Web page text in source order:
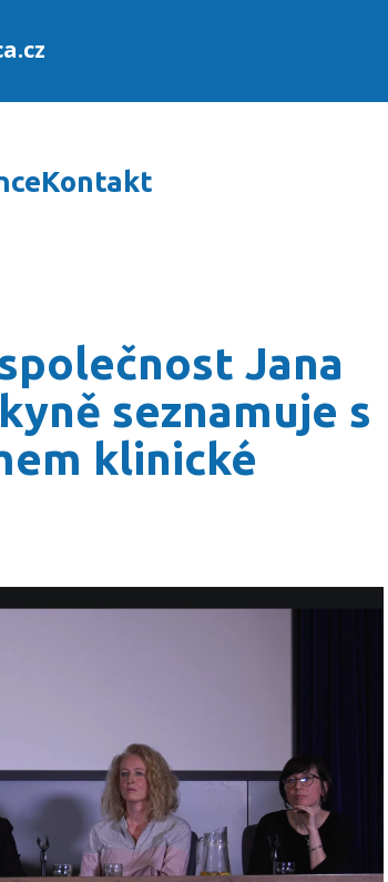
Kontakt
Jana
seznamuje s
klinické